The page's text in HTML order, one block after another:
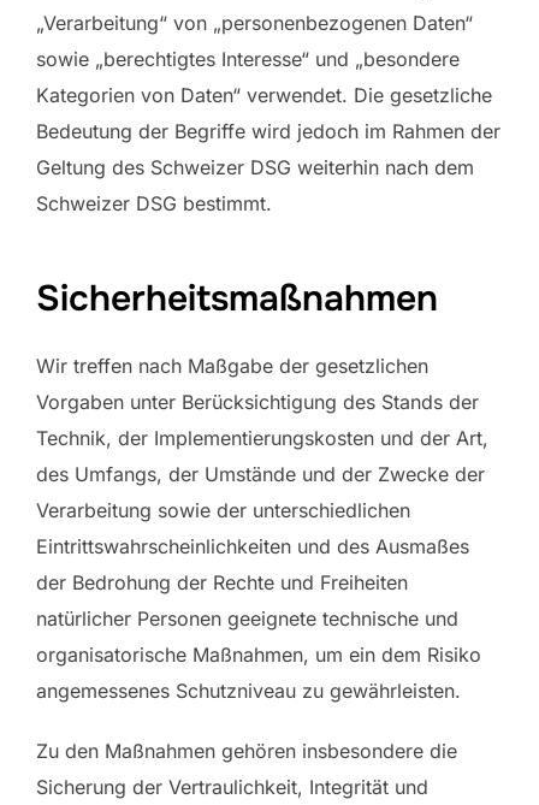
„Verarbeitung“ von „personenbezogenen Daten“
sowie „berechtigtes Interesse“ und „besondere
Kategorien von Daten“ verwendet. Die gesetzliche
Bedeutung der Begriffe wird jedoch im Rahmen der
Geltung des Schweizer DSG weiterhin nach dem
Schweizer DSG bestimmt.
Sicherheitsmaßnahmen
Wir treffen nach Maßgabe der gesetzlichen
Vorgaben unter Berücksichtigung des Stands der
Technik, der Implementierungskosten und der Art,
des Umfangs, der Umstände und der Zwecke der
Verarbeitung sowie der unterschiedlichen
Eintrittswahrscheinlichkeiten und des Ausmaßes
der Bedrohung der Rechte und Freiheiten
natürlicher Personen geeignete technische und
organisatorische Maßnahmen, um ein dem Risiko
angemessenes Schutzniveau zu gewährleisten.
Zu den Maßnahmen gehören insbesondere die
Sicherung der Vertraulichkeit, Integrität und